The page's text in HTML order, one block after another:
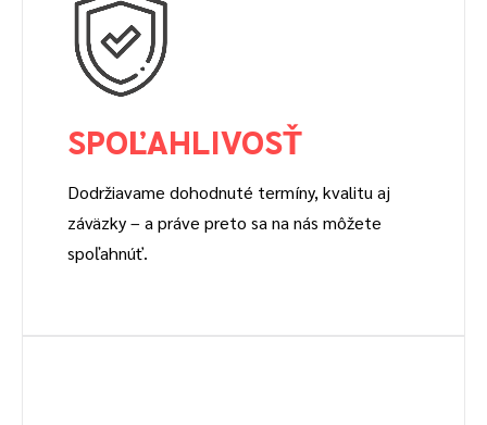
SPOĽAHLIVOSŤ
Dodržiavame dohodnuté termíny, kvalitu aj
záväzky – a práve preto sa na nás môžete
spoľahnúť.